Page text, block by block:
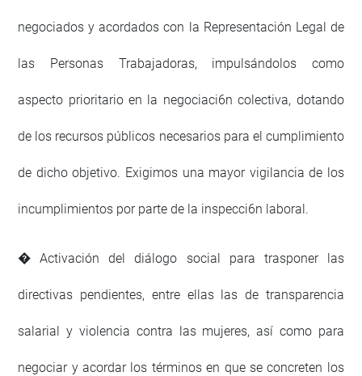
negociados y acordados con la Representación Legal de
las Personas Trabajadoras, impulsándolos como
aspecto prioritario en la negociaci6n colectiva, dotando
de los recursos públicos necesarios para el cumplimiento
de dicho objetivo. Exigimos una mayor vigilancia de los
incumplimientos por parte de la inspecci6n laboral.
� Activación del diálogo social para trasponer las
directivas pendientes, entre ellas las de transparencia
salarial y violencia contra las mujeres, así como para
negociar y acordar los términos en que se concreten los